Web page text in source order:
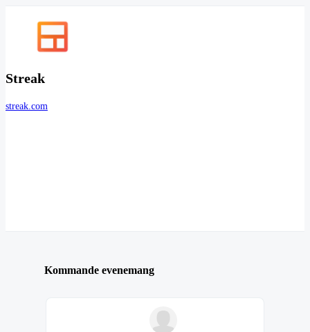
Streak
streak.com
Kommande evenemang